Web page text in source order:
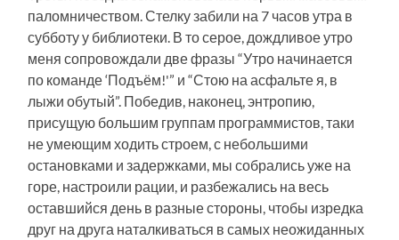
паломничеством. Стелку забили на 7 часов утра в
субботу у библиотеки. В то серое, дождливое утро
меня сопровождали две фразы “Утро начинается
по команде ‘Подъём!'” и “Стою на асфальте я, в
лыжи обутый”. Победив, наконец, энтропию,
присущую большим группам программистов, таки
не умеющим ходить строем, с небольшими
остановками и задержками, мы собрались уже на
горе, настроили рации, и разбежались на весь
оставшийся день в разные стороны, чтобы изредка
друг на друга наталкиваться в самых неожиданных